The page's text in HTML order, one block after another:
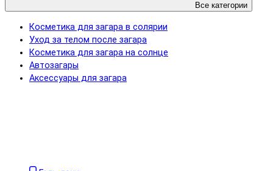
Все категории
Косметика для загара в солярии
Уход за телом после загара
Косметика для загара на солнце
Автозагары
Аксессуары для загара